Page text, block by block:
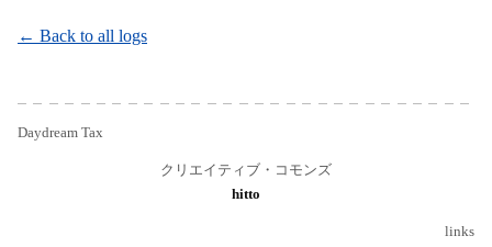
← Back to all logs
Daydream Tax
クリエイティブ・コモンズ
hitto
links